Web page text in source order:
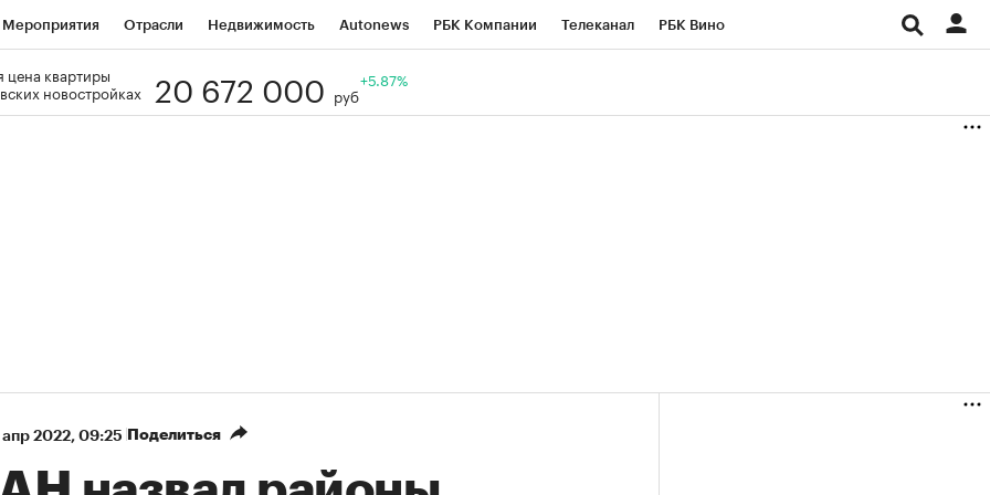
Мероприятия Отрасли Недвижимость Autonews РБК Компании Телеканал РБК Вино
Визионеры
цена квартиры
новостройках
20 672 000 руб
+5.87%
апр 2022, 09:25 Поделиться